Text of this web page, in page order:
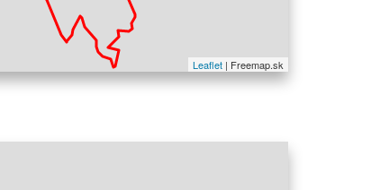
Leaflet | Freemap.sk